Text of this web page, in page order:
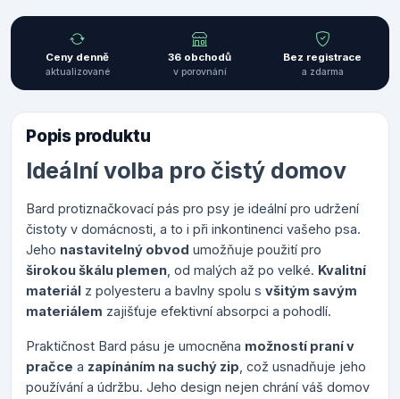
Ceny denně
aktualizované
36 obchodů
v porovnání
Bez registrace
a zdarma
Popis produktu
Ideální volba pro čistý domov
Bard protiznačkovací pás pro psy je ideální pro udržení
čistoty v domácnosti, a to i při inkontinenci vašeho psa.
Jeho nastavitelný obvod umožňuje použití pro
širokou škálu plemen , od malých až po velké. Kvalitní
materiál z polyesteru a bavlny spolu s všitým savým
materiálem zajišťuje efektivní absorpci a pohodlí.
Praktičnost Bard pásu je umocněna možností praní v
pračce a zapínáním na suchý zip , což usnadňuje jeho
používání a údržbu. Jeho design nejen chrání váš domov